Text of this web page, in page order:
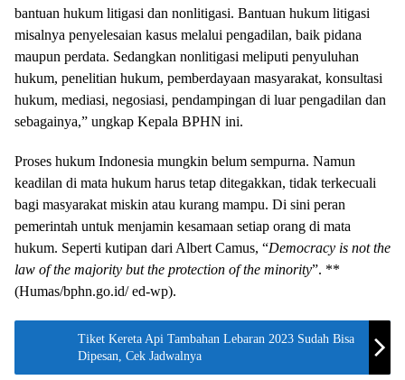
bantuan hukum litigasi dan nonlitigasi. Bantuan hukum litigasi
misalnya penyelesaian kasus melalui pengadilan, baik pidana
maupun perdata. Sedangkan nonlitigasi meliputi penyuluhan
hukum, penelitian hukum, pemberdayaan masyarakat, konsultasi
hukum, mediasi, negosiasi, pendampingan di luar pengadilan dan
sebagainya,” ungkap Kepala BPHN ini.
Proses hukum Indonesia mungkin belum sempurna. Namun
keadilan di mata hukum harus tetap ditegakkan, tidak terkecuali
bagi masyarakat miskin atau kurang mampu. Di sini peran
pemerintah untuk menjamin kesamaan setiap orang di mata
hukum. Seperti kutipan dari Albert Camus, “Democracy is not the
law of the majority but the protection of the minority”. **
(Humas/bphn.go.id/ ed-wp).
Tiket Kereta Api Tambahan Lebaran 2023 Sudah Bisa
Dipesan, Cek Jadwalnya